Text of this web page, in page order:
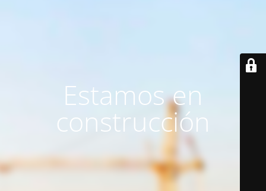
Estamos en
construcción